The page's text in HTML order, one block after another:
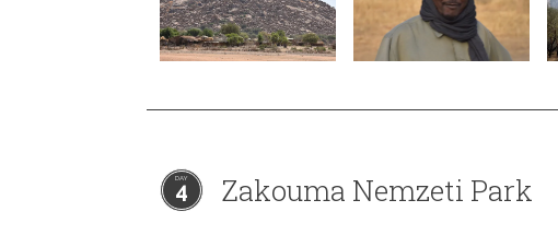
4 Zakouma Nemzeti Park